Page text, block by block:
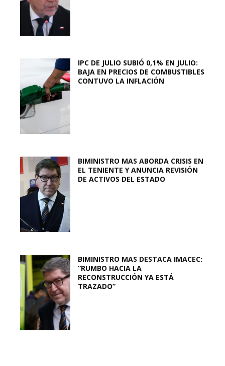
IPC DE JULIO SUBIÓ 0,1% EN JULIO:
BAJA EN PRECIOS DE COMBUSTIBLES
CONTUVO LA INFLACIÓN
BIMINISTRO MAS ABORDA CRISIS EN
EL TENIENTE Y ANUNCIA REVISIÓN
DE ACTIVOS DEL ESTADO
BIMINISTRO MAS DESTACA IMACEC:
“RUMBO HACIA LA
RECONSTRUCCIÓN YA ESTÁ
TRAZADO”